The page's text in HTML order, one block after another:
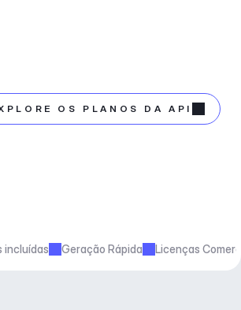
OS PLANOS DA API
incluídas Geração Rápida Licenças